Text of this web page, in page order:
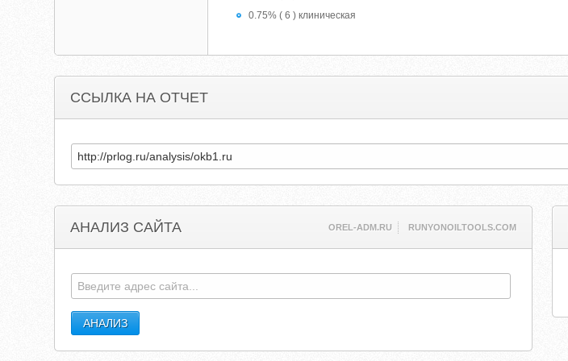
0.75% ( 6 ) клиническая
ССЫЛКА НА ОТЧЕТ
АНАЛИЗ САЙТА OREL-ADM.RU RUNYONOILTOOLS.COM